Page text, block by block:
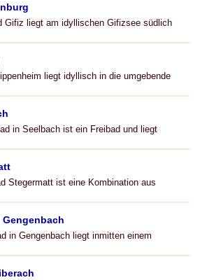
Gifiz liegt am idyllischen Gifizsee südlich
liegt idyllisch in die umgebende
in Seelbach ist ein Freibad und liegt
Stegermatt ist eine Kombination aus
in Gengenbach liegt inmitten einem